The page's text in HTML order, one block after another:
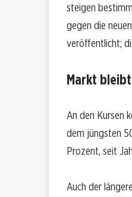
steigen
gegen die
veröffentlicht;
Markt
An den Kursen
dem jüngsten
Prozent, seit
Auch der